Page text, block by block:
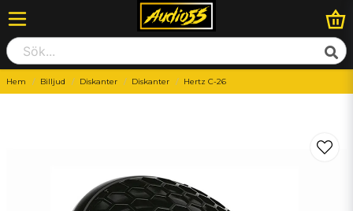
Hem Billjud Diskanter Diskanter Hertz C-26